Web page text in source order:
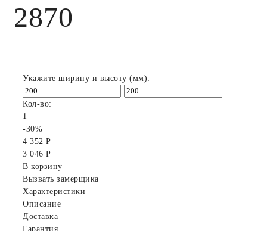
2870
Укажите ширину и высоту (мм):
Кол-во:
1
-30%
4 352 Р
3 046 Р
В корзину
Вызвать замерщика
Характеристики
Описание
Доставка
Гарантия